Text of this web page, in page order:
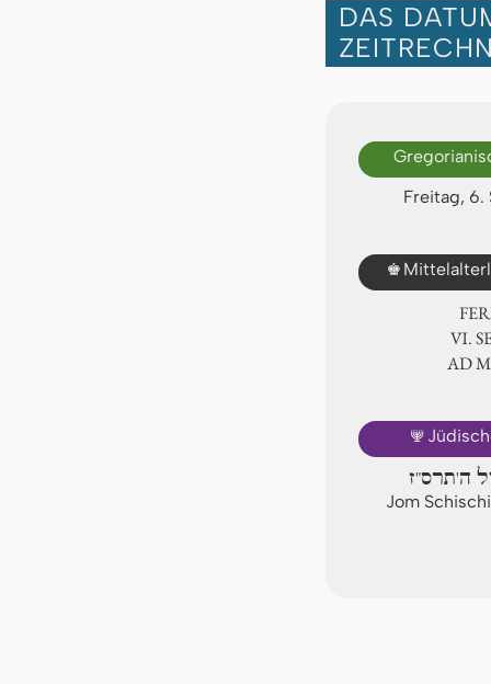
DAS
Freitag, 6.
♚
Ⅵ.
AD
🕎
ה'תרס"ז
Jom